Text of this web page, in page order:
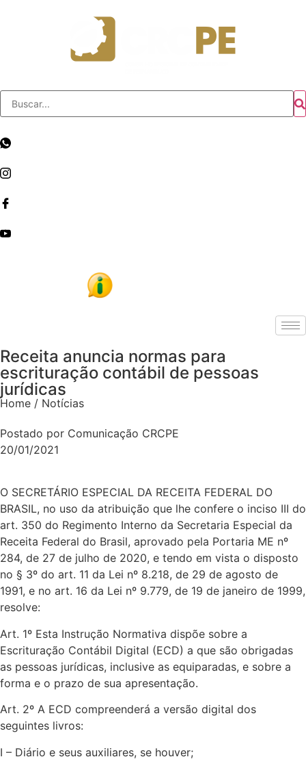
Receita anuncia normas para
escrituração contábil de pessoas
jurídicas
Home / Notícias
Postado por Comunicação CRCPE
20/01/2021
O SECRETÁRIO ESPECIAL DA RECEITA FEDERAL DO
BRASIL, no uso da atribuição que lhe confere o inciso III do
art. 350 do Regimento Interno da Secretaria Especial da
Receita Federal do Brasil, aprovado pela Portaria ME nº
284, de 27 de julho de 2020, e tendo em vista o disposto
no § 3º do art. 11 da Lei nº 8.218, de 29 de agosto de
1991, e no art. 16 da Lei nº 9.779, de 19 de janeiro de 1999,
resolve:
Art. 1º Esta Instrução Normativa dispõe sobre a
Escrituração Contábil Digital (ECD) a que são obrigadas
as pessoas jurídicas, inclusive as equiparadas, e sobre a
forma e o prazo de sua apresentação.
Art. 2º A ECD compreenderá a versão digital dos
seguintes livros:
I – Diário e seus auxiliares, se houver;